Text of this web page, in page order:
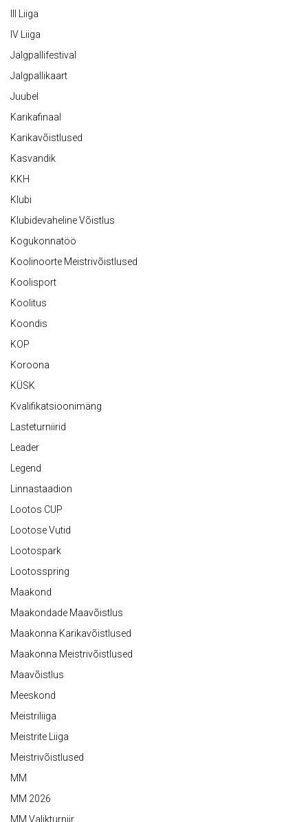
III Liiga
IV Liiga
Jalgpallifestival
Jalgpallikaart
Juubel
Karikafinaal
Karikavõistlused
Kasvandik
KKH
Klubi
Klubidevaheline Võistlus
Kogukonnatöö
Koolinoorte Meistrivõistlused
Koolisport
Koolitus
Koondis
KOP
Koroona
KÜSK
Kvalifikatsioonimäng
Lasteturniirid
Leader
Legend
Linnastaadion
Lootos CUP
Lootose Vutid
Lootospark
Lootosspring
Maakond
Maakondade Maavõistlus
Maakonna Karikavõistlused
Maakonna Meistrivõistlused
Maavõistlus
Meeskond
Meistriliiga
Meistrite Liiga
Meistrivõistlused
MM
MM 2026
MM Valikturniir